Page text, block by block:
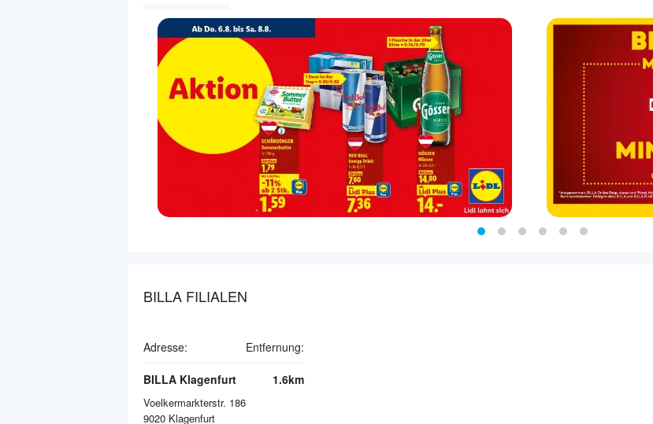
BILLA FILIALEN
Adresse: Entfernung:
BILLA Klagenfurt
Voelkermarkterstr. 186
9020 Klagenfurt
1.6km